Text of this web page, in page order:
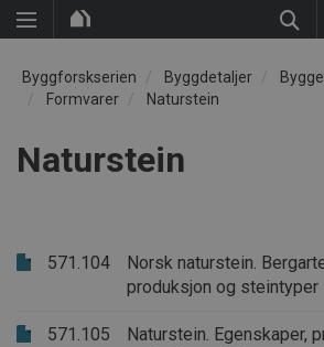
Byggforskserien Byggdetaljer
Formvarer
Naturstein
Naturstein
571.104
Norsk naturstein.
produksjon og steintyper
571.105
Naturstein. Egenskaper,